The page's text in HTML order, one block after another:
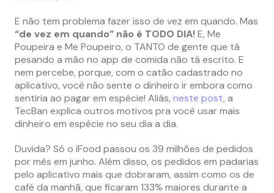
E não tem problema fazer isso de vez em quando. Mas
“de vez em quando” não é TODO DIA!E, Me
Poupeira e Me Poupeiro, o TANTO de gente que tá
pesando a mão no app de comida não tá escrito. E
nem percebe, porque, com o catão cadastrado no
aplicativo, você não sente o dinheiro ir embora como
sentiria ao pagar em espécie! Aliás, neste post, a
TecBan explica outros motivos pra você usar mais
dinheiro em espécie no seu dia a dia.
Duvida? Só o iFood passou os 39 milhões de pedidos
por mês em junho. Além disso, os pedidos em padarias
pelo aplicativo mais que dobraram, assim como os de
café da manhã, que ficaram 133% maiores durante a